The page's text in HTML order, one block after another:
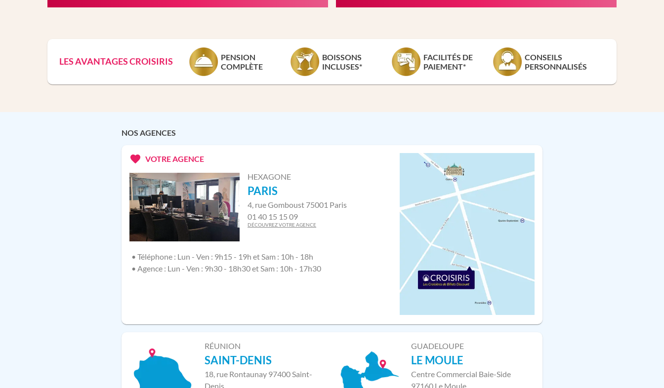
LES AVANTAGES CROISIRIS
PENSION
COMPLÈTE
BOISSONS
INCLUSES*
FACILITÉS DE
PAIEMENT*
CONSEILS
PERSONNALISÉS
NOS AGENCES
VOTRE AGENCE
HEXAGONE
PARIS
4, rue Gomboust 75001 Paris
01 40 15 15 09
DÉCOUVREZ VOTRE AGENCE
• Téléphone : Lun - Ven : 9h15 - 19h et Sam : 10h - 18h
• Agence : Lun - Ven : 9h30 - 18h30 et Sam : 10h - 17h30
RÉUNION
SAINT-DENIS
18, rue Rontaunay 97400 Saint-
Denis
GUADELOUPE
LE MOULE
Centre Commercial Baie-Side
97160 Le Moule